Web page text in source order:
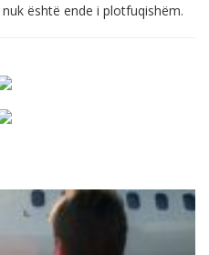
është ende i plotfuqishëm.